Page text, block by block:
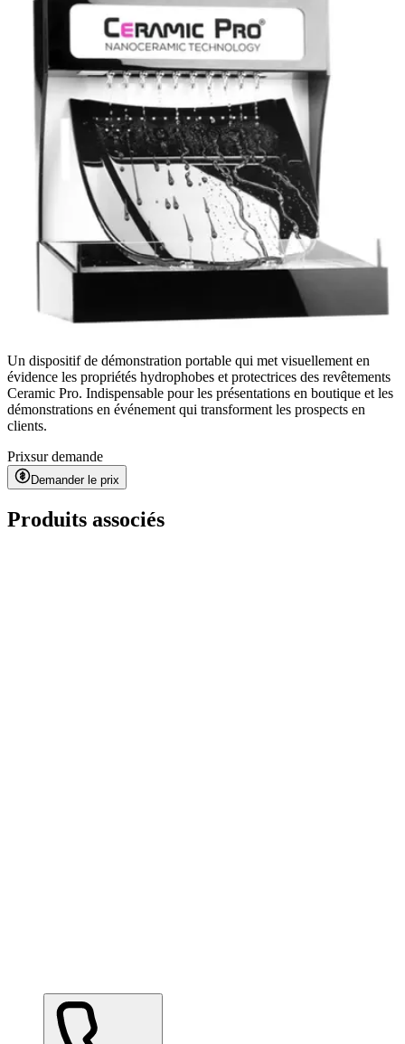
Un dispositif de démonstration portable qui met visuellement en
évidence les propriétés hydrophobes et protectrices des revêtements
Ceramic Pro. Indispensable pour les présentations en boutique et les
démonstrations en événement qui transforment les prospects en
clients.
Prixsur demande
Demander le prix
Produits associés
Wow Boxsur demande